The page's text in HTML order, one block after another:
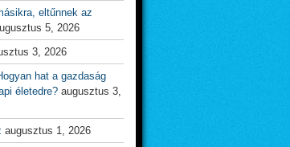
eltűnnek az
5, 2026
3, 2026
hat a gazdaság
életedre? augusztus 3,
augusztus 1, 2026